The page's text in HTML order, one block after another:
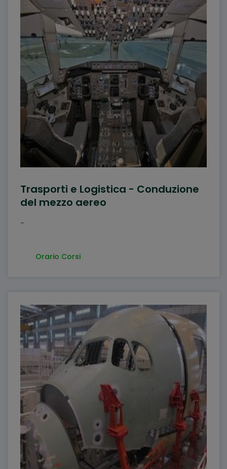
Trasporti e Logistica - Conduzione
del mezzo aereo
-
Orario Corsi